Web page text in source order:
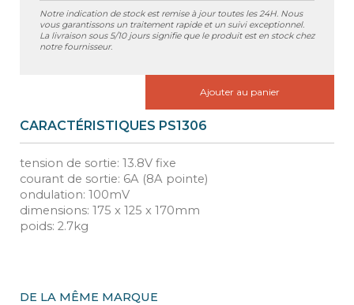
Notre indication de stock est remise à jour toutes les 24H. Nous
vous garantissons un traitement rapide et un suivi exceptionnel.
La livraison sous 5/10 jours signifie que le produit est en stock chez
notre fournisseur.
Ajouter au panier
CARACTÉRISTIQUES PS1306
tension de sortie: 13.8V fixe
courant de sortie: 6A (8A pointe)
ondulation: 100mV
dimensions: 175 x 125 x 170mm
poids: 2.7kg
DE LA MÊME MARQUE